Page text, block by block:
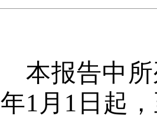
本报告中
年1 月 1 日起